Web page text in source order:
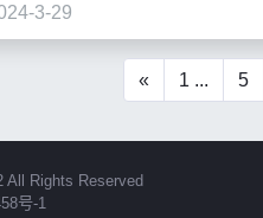
3-29
« 1 ... 5
All Rights Reserved
号-1